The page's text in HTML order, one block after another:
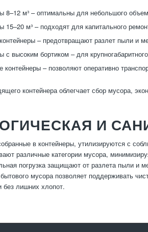
8–12 м³ – оптимальны для небольшого
15–20 м³ – подходят для капитального
– предотвращают разлет пыли и
с высоким бортиком – для
контейнеры – позволяют оперативно
контейнера облегчает сбор мусора,
И
в контейнеры, утилизируются с
различные категории мусора,
погрузка защищают от разлета пыли и
мусора позволяет поддерживать
лишних хлопот.